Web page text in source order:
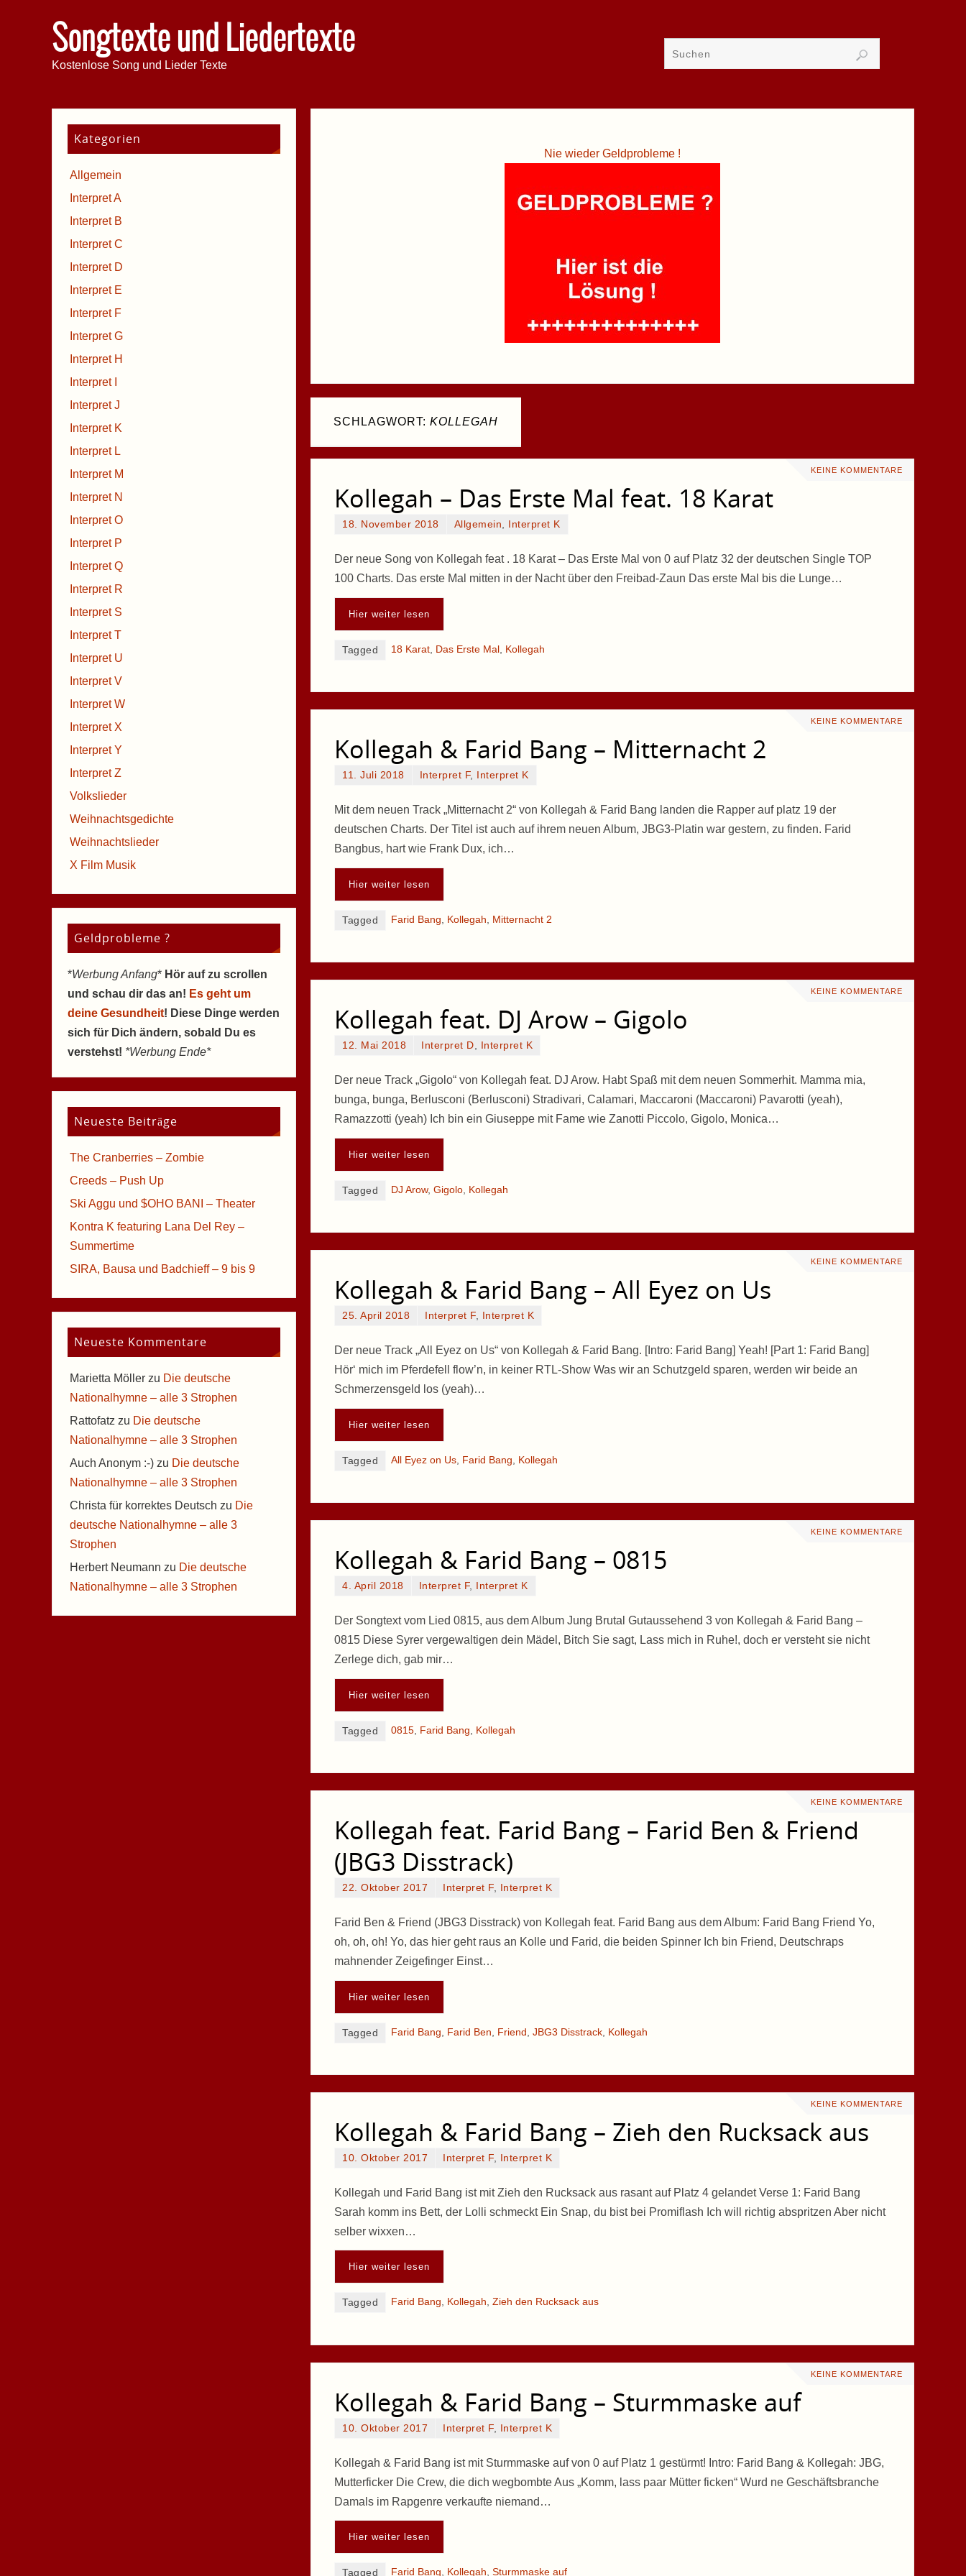
Songtexte und Liedertexte
Kostenlose Song und Lieder Texte
Nie wieder Geldprobleme !
SCHLAGWORT: KOLLEGAH
KEINE KOMMENTARE
Kollegah – Das Erste Mal feat. 18 Karat
18. November 2018 Allgemein, Interpret K
Der neue Song von Kollegah feat . 18 Karat – Das Erste Mal von 0 auf Platz 32 der deutschen Single TOP
100 Charts. Das erste Mal mitten in der Nacht über den Freibad-Zaun Das erste Mal bis die Lunge…
Hier weiter lesen
Tagged 18 Karat Das Erste Mal Kollegah
KEINE KOMMENTARE
Kollegah & Farid Bang – Mitternacht 2
11. Juli 2018 Interpret F, Interpret K
Mit dem neuen Track „Mitternacht 2“ von Kollegah & Farid Bang landen die Rapper auf platz 19 der
deutschen Charts. Der Titel ist auch auf ihrem neuen Album, JBG3-Platin war gestern, zu finden. Farid
Bangbus, hart wie Frank Dux, ich…
Hier weiter lesen
Tagged Farid Bang Kollegah Mitternacht 2
KEINE KOMMENTARE
Kollegah feat. DJ Arow – Gigolo
12. Mai 2018 Interpret D, Interpret K
Der neue Track „Gigolo“ von Kollegah feat. DJ Arow. Habt Spaß mit dem neuen Sommerhit. Mamma mia,
bunga, bunga, Berlusconi (Berlusconi) Stradivari, Calamari, Maccaroni (Maccaroni) Pavarotti (yeah),
Ramazzotti (yeah) Ich bin ein Giuseppe mit Fame wie Zanotti Piccolo, Gigolo, Monica…
Hier weiter lesen
Tagged DJ Arow, Gigolo Kollegah
KEINE KOMMENTARE
Kollegah & Farid Bang – All Eyez on Us
25. April 2018 Interpret F, Interpret K
Der neue Track „All Eyez on Us“ von Kollegah & Farid Bang. [Intro: Farid Bang] Yeah! [Part 1: Farid Bang]
Hör‘ mich im Pferdefell flow’n, in keiner RTL-Show Was wir an Schutzgeld sparen, werden wir beide an
Schmerzensgeld los (yeah)…
Hier weiter lesen
Tagged All Eyez on Us Farid Bang Kollegah
KEINE KOMMENTARE
Kollegah & Farid Bang – 0815
4. April 2018 Interpret F, Interpret K
Der Songtext vom Lied 0815, aus dem Album Jung Brutal Gutaussehend 3 von Kollegah & Farid Bang –
0815 Diese Syrer vergewaltigen dein Mädel, Bitch Sie sagt, Lass mich in Ruhe!, doch er versteht sie nicht
Zerlege dich, gab mir…
Hier weiter lesen
Tagged 0815 Farid Bang Kollegah
KEINE KOMMENTARE
Kollegah feat. Farid Bang – Farid Ben & Friend
(JBG3 Disstrack)
22. Oktober 2017 Interpret F, Interpret K
Farid Ben & Friend (JBG3 Disstrack) von Kollegah feat. Farid Bang aus dem Album: Farid Bang Friend Yo,
oh, oh, oh! Yo, das hier geht raus an Kolle und Farid, die beiden Spinner Ich bin Friend, Deutschraps
mahnender Zeigefinger Einst…
Hier weiter lesen
Tagged Farid Bang Farid Ben Friend JBG3 Disstrack Kollegah
KEINE KOMMENTARE
Kollegah & Farid Bang – Zieh den Rucksack aus
10. Oktober 2017 Interpret F, Interpret K
Kollegah und Farid Bang ist mit Zieh den Rucksack aus rasant auf Platz 4 gelandet Verse 1: Farid Bang
Sarah komm ins Bett, der Lolli schmeckt Ein Snap, du bist bei Promiflash Ich will richtig abspritzen Aber nicht
selber wixxen…
Hier weiter lesen
Tagged Farid Bang, Kollegah, Zieh den Rucksack aus
KEINE KOMMENTARE
Kollegah & Farid Bang – Sturmmaske auf
10. Oktober 2017 Interpret F, Interpret K
Kollegah & Farid Bang ist mit Sturmmaske auf von 0 auf Platz 1 gestürmt! Intro: Farid Bang & Kollegah: JBG,
Mutterficker Die Crew, die dich wegbombte Aus „Komm, lass paar Mütter ficken“ Wurd ne Geschäftsbranche
Damals im Rapgenre verkaufte niemand…
Hier weiter lesen
Tagged Farid Bang, Kollegah, Sturmmaske auf
Kategorien
Allgemein
Interpret A
Interpret B
Interpret C
Interpret D
Interpret E
Interpret F
Interpret G
Interpret H
Interpret I
Interpret J
Interpret K
Interpret L
Interpret M
Interpret N
Interpret O
Interpret P
Interpret Q
Interpret R
Interpret S
Interpret T
Interpret U
Interpret V
Interpret W
Interpret X
Interpret Y
Interpret Z
Volkslieder
Weihnachtsgedichte
Weihnachtslieder
X Film Musik
Geldprobleme ?
*Werbung Anfang* Hör auf zu scrollen
und schau dir das an! Es geht um
deine Gesundheit! Diese Dinge werden
sich für Dich ändern, sobald Du es
verstehst! *Werbung Ende*
Neueste Beiträge
The Cranberries – Zombie
Creeds – Push Up
Ski Aggu und $OHO BANI – Theater
Kontra K featuring Lana Del Rey –
Summertime
SIRA, Bausa und Badchieff – 9 bis 9
Neueste Kommentare
Marietta Möllerzu Die deutsche
Nationalhymne – alle 3 Strophen
Rattofatz zu Die deutsche
Nationalhymne – alle 3 Strophen
Auch Anonym :-)zu Die deutsche
Nationalhymne – alle 3 Strophen
Christa für korrektes Deutsch zu Die
deutsche Nationalhymne – alle 3
Strophen
Herbert Neumann zu Die deutsche
Nationalhymne – alle 3 Strophen